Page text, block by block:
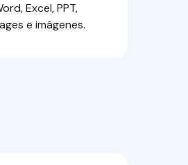
Excel, PPT,
e imágenes.